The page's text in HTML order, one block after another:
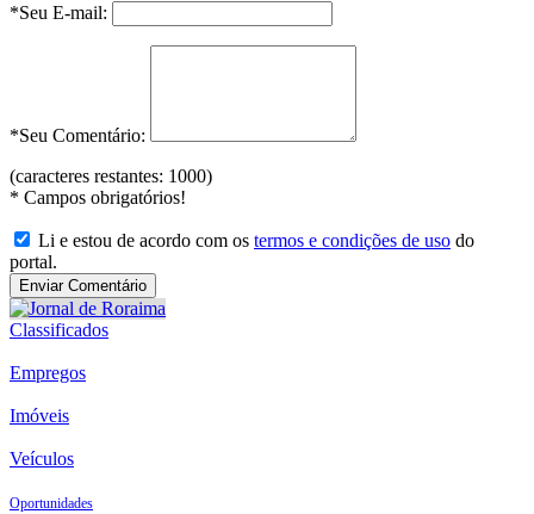
*Seu E-mail:
*Seu Comentário:
(caracteres restantes: 1000)
* Campos obrigatórios!
Li e estou de acordo com os termos e condições de uso do
portal.
Classificados
Empregos
Imóveis
Veículos
Oportunidades